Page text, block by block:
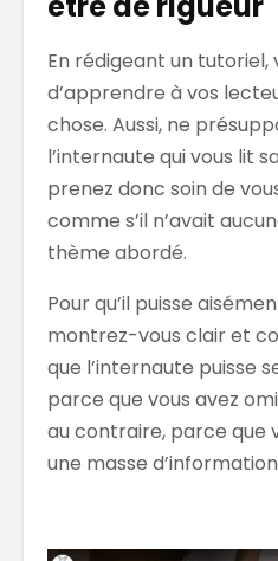
En rédigeant un tutoriel,
d’apprendre à vos
chose. Aussi, ne
l’internaute qui vous lit
prenez donc soin de
comme s’il n’avait
thème abordé.
Pour qu’il puisse
montrez-vous clair et
que l’internaute puisse
parce que vous avez
au contraire, parce que
une masse